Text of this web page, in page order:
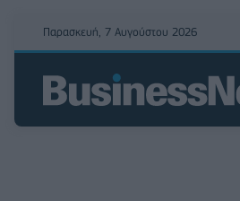
Παρασκευή, 7 Αυγούστου 2026